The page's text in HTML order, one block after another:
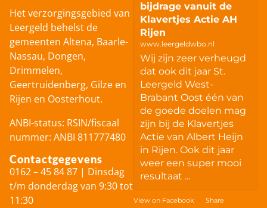
Het verzorgingsgebied van
Leergeld behelst de
gemeenten Altena, Baarle-
Nassau, Dongen,
Drimmelen,
Geertruidenberg, Gilze en
Rijen en Oosterhout.
ANBI-status: RSIN/fiscaal
nummer: ANBI 811777480
Contactgegevens
0162 – 45 84 87 | Dinsdag
t/m donderdag van 9:30 tot
11:30
bijdrage vanuit de
Klavertjes Actie AH
Rijen
www.leergeldwbo.nl
Wij zijn zeer verheugd
dat ook dit jaar St.
Leergeld West-
Brabant Oost één van
de goede doelen mag
zijn bij de Klavertjes
Actie van Albert Heijn
in Rijen. Ook dit jaar
weer een super mooi
resultaat ...
View on Facebook · Share